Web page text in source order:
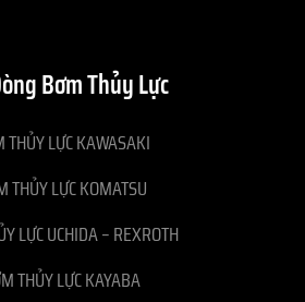
Bơm Thủy Lực
THỦY LỰC KAWASAKI
THỦY LỰC KOMATSU
LỰC UCHIDA – REXROTH
THỦY LỰC KAYABA